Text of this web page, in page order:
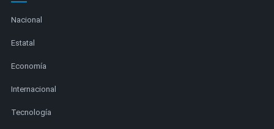
Nacional
Estatal
Economía
Internacional
Tecnología